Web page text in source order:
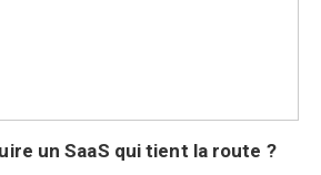
un SaaS qui tient la route ?